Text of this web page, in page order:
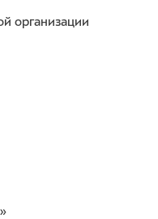
организации